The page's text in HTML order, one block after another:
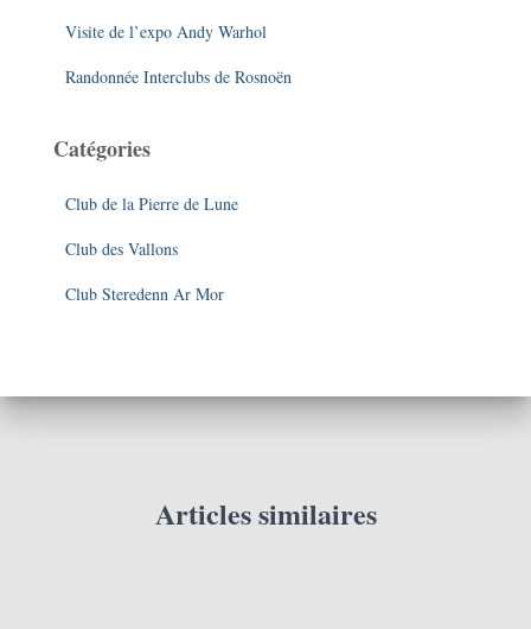
Visite de l’expo Andy Warhol
Randonnée Interclubs de Rosnoën
Catégories
Club de la Pierre de Lune
Club des Vallons
Club Steredenn Ar Mor
Articles similaires